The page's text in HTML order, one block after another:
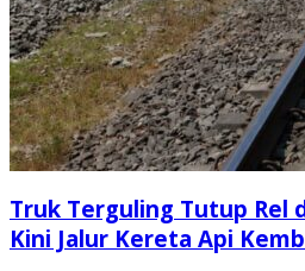
Truk Terguling Tutup Rel
Kini Jalur Kereta Api